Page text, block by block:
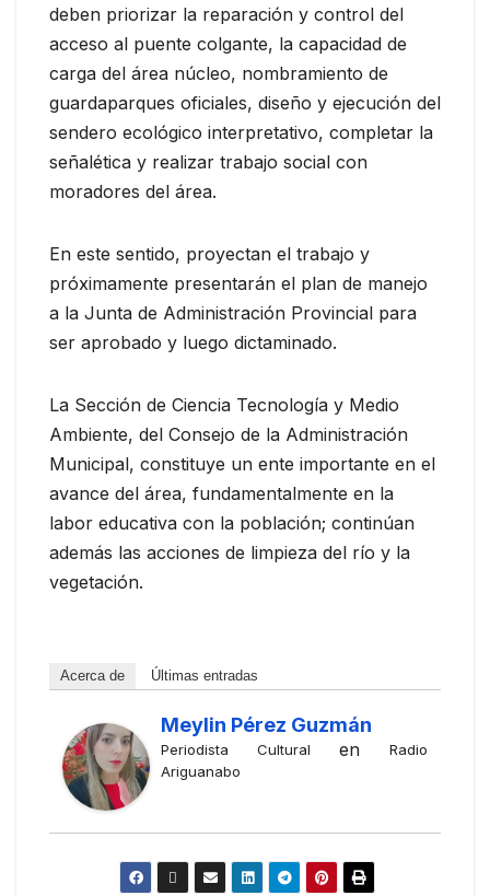
deben priorizar la reparación y control del
acceso al puente colgante, la capacidad de
carga del área núcleo, nombramiento de
guardaparques oficiales, diseño y ejecución del
sendero ecológico interpretativo, completar la
señalética y realizar trabajo social con
moradores del área.
En este sentido, proyectan el trabajo y
próximamente presentarán el plan de manejo
a la Junta de Administración Provincial para
ser aprobado y luego dictaminado.
La Sección de Ciencia Tecnología y Medio
Ambiente, del Consejo de la Administración
Municipal, constituye un ente importante en el
avance del área, fundamentalmente en la
labor educativa con la población; continúan
además las acciones de limpieza del río y la
vegetación.
Acerca de Últimas entradas
Meylin Pérez Guzmán
Periodista Cultural enRadio
Ariguanabo